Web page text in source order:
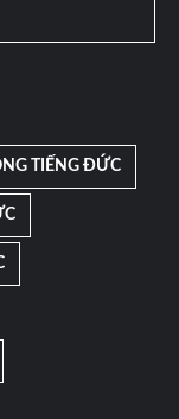
TIẾNG ĐỨC